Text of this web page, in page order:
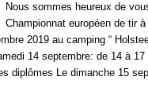
Nous sommes heureux de
Championnat européen de tir
2019 au camping “
14 septembre: de 14 à 17
diplômes Le dimanche 15